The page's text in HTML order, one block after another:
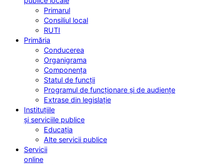
Primarul
Consiliul local
RUTI
Primăria
Conducerea
Organigrama
Componența
Statul de funcții
Programul de funcționare și de audiențe
Extrase din legislație
Instituțiile
și serviciile publice
Educația
Alte servicii publice
Servicii
online